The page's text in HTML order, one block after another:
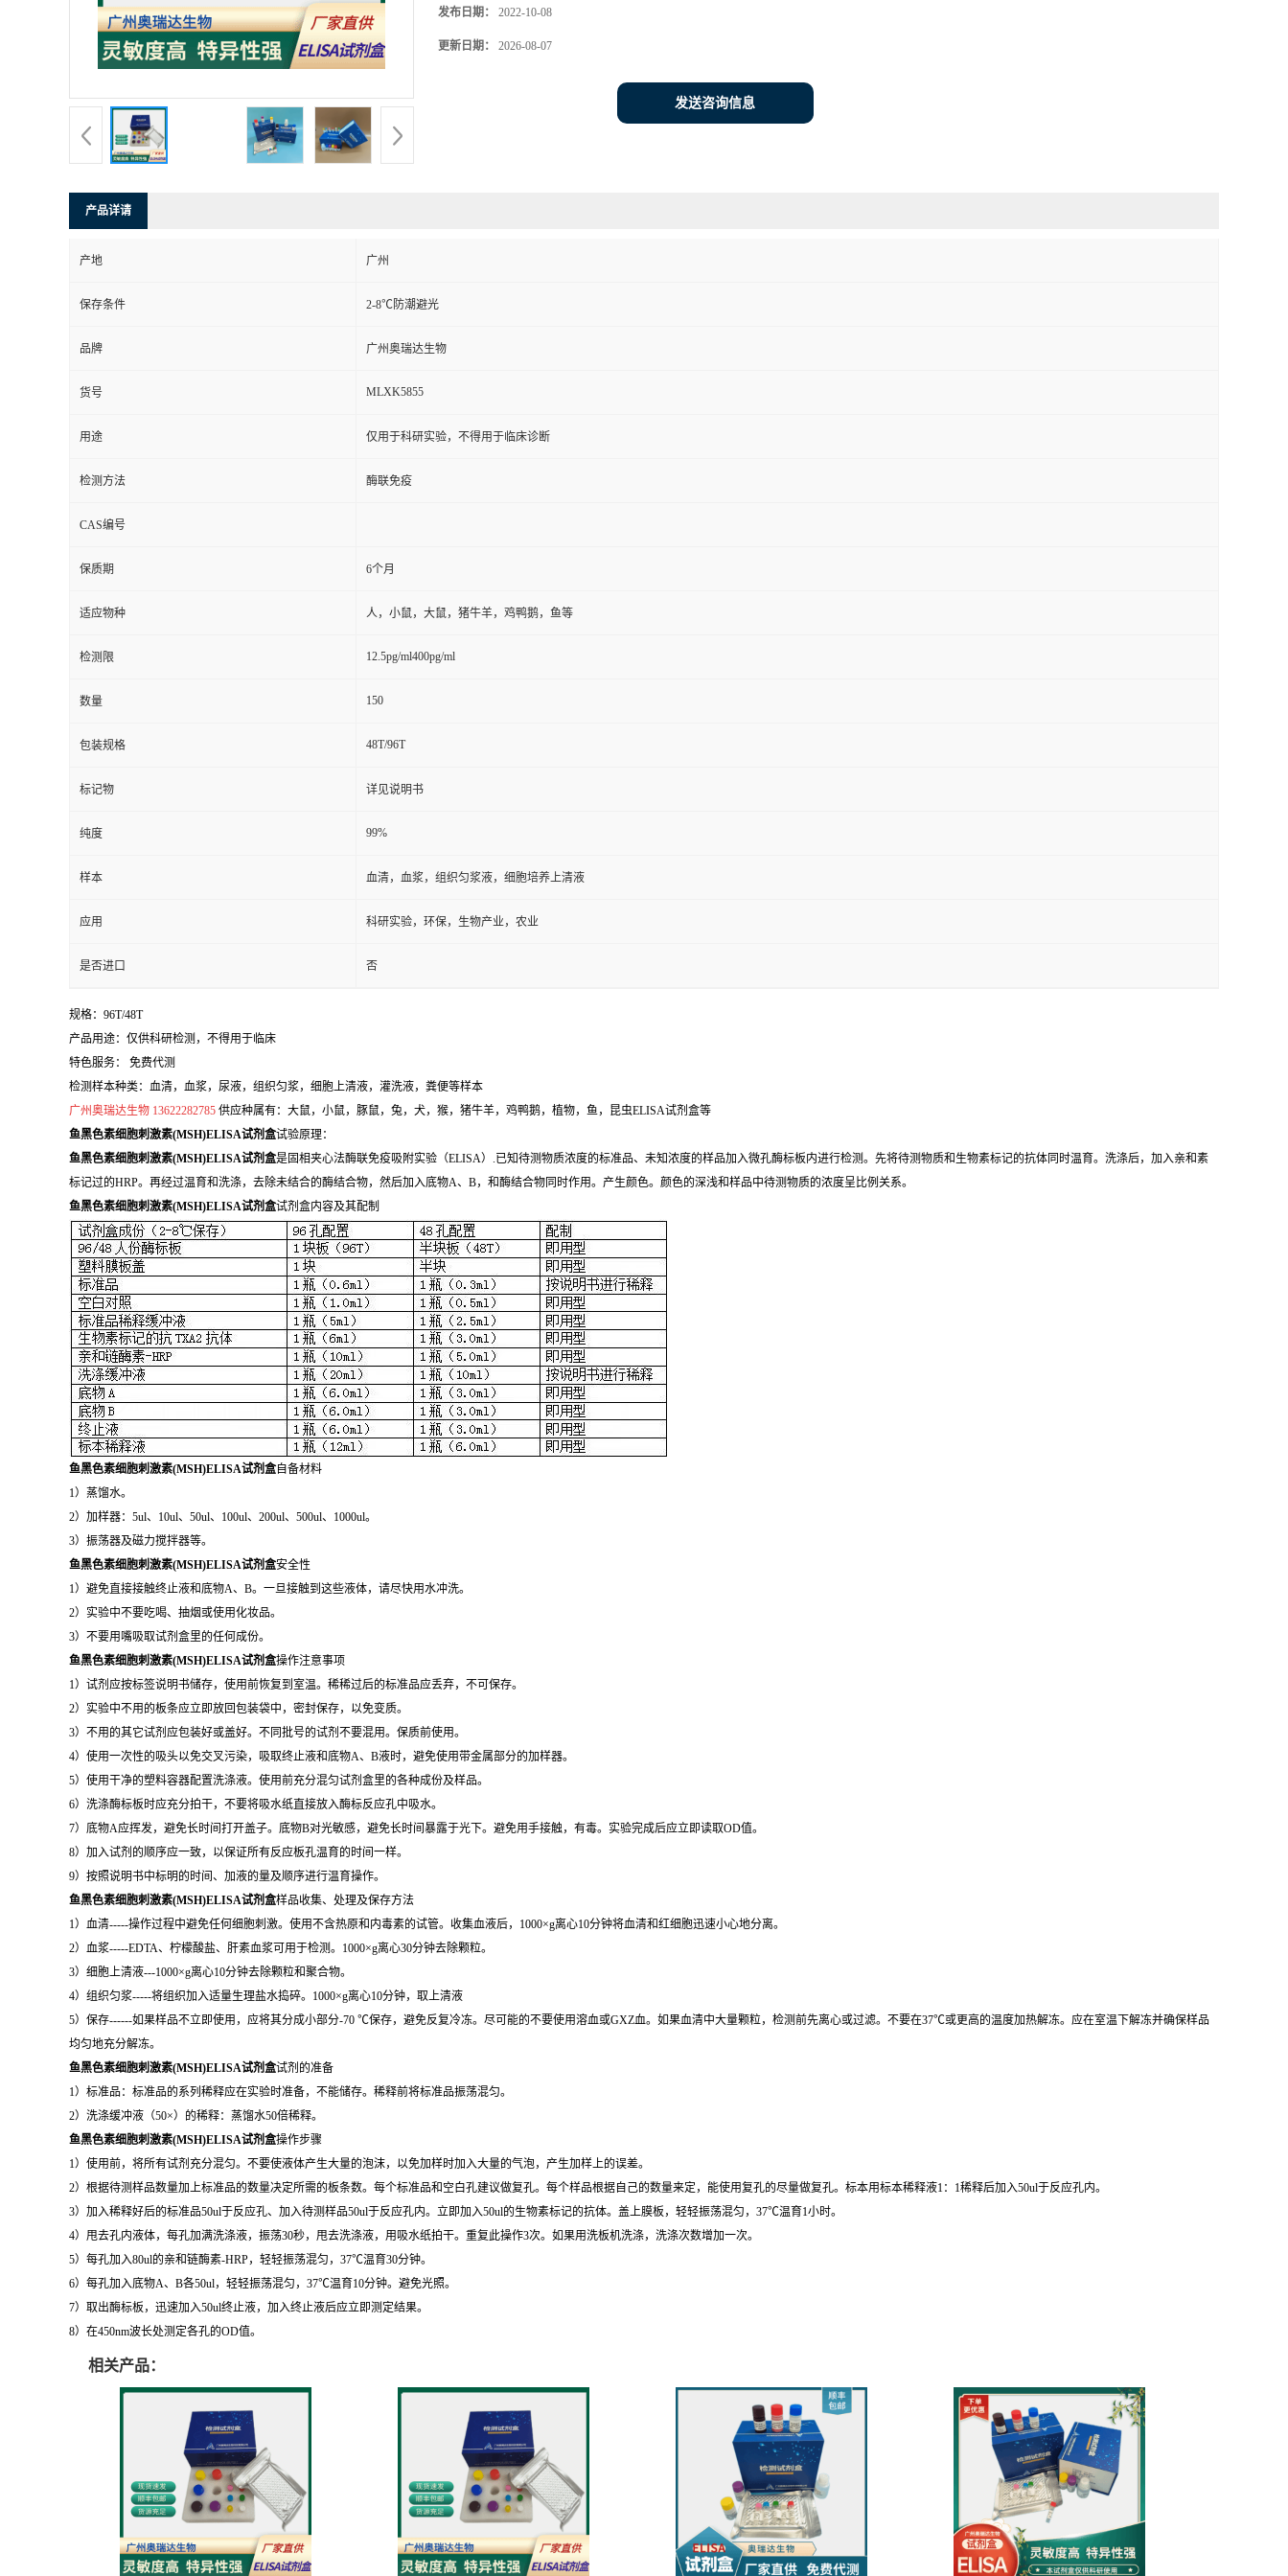
发布日期： 2022-10-08
更新日期： 2026-08-07
发送咨询信息
产品详请
产地 广州
保存条件 2-8℃防潮避光
品牌 广州奥瑞达生物
货号 MLXK5855
用途 仅用于科研实验，不得用于临床诊断
检测方法 酶联免疫
CAS编号
保质期 6个月
适应物种 人，小鼠，大鼠，猪牛羊，鸡鸭鹅，鱼等
检测限 12.5pg/ml400pg/ml
数量 150
包装规格 48T/96T
标记物 详见说明书
纯度 99%
样本 血清，血浆，组织匀浆液，细胞培养上清液
应用 科研实验，环保，生物产业，农业
是否进口 否
规格：96T/48T
产品用途：仅供科研检测，不得用于临床
特色服务： 免费代测
检测样本种类：血清，血浆，尿液，组织匀浆，细胞上清液，灌洗液，粪便等样本
广州奥瑞达生物 13622282785 供应种属有：大鼠，小鼠，豚鼠，兔，犬，猴，猪牛羊，鸡鸭鹅，植物，鱼，昆虫ELISA试剂盒等
鱼黑色素细胞刺激素(MSH)ELISA试剂盒试验原理：
鱼黑色素细胞刺激素(MSH)ELISA试剂盒是固相夹心法酶联免疫吸附实验（ELISA）.已知待测物质浓度的标准品、未知浓度的样品加入微孔酶标板内进行检测。先将待测物质和生物素标记的抗体同时温育。洗涤后，加入亲和素
标记过的HRP。再经过温育和洗涤，去除未结合的酶结合物，然后加入底物A、B，和酶结合物同时作用。产生颜色。颜色的深浅和样品中待测物质的浓度呈比例关系。
鱼黑色素细胞刺激素(MSH)ELISA试剂盒试剂盒内容及其配制
鱼黑色素细胞刺激素(MSH)ELISA试剂盒自备材料
1）蒸馏水。
2）加样器：5ul、10ul、50ul、100ul、200ul、500ul、1000ul。
3）振荡器及磁力搅拌器等。
鱼黑色素细胞刺激素(MSH)ELISA试剂盒安全性
1）避免直接接触终止液和底物A、B。一旦接触到这些液体，请尽快用水冲洗。
2）实验中不要吃喝、抽烟或使用化妆品。
3）不要用嘴吸取试剂盒里的任何成份。
鱼黑色素细胞刺激素(MSH)ELISA试剂盒操作注意事项
1）试剂应按标签说明书储存，使用前恢复到室温。稀稀过后的标准品应丢弃，不可保存。
2）实验中不用的板条应立即放回包装袋中，密封保存，以免变质。
3）不用的其它试剂应包装好或盖好。不同批号的试剂不要混用。保质前使用。
4）使用一次性的吸头以免交叉污染，吸取终止液和底物A、B液时，避免使用带金属部分的加样器。
5）使用干净的塑料容器配置洗涤液。使用前充分混匀试剂盒里的各种成份及样品。
6）洗涤酶标板时应充分拍干，不要将吸水纸直接放入酶标反应孔中吸水。
7）底物A应挥发，避免长时间打开盖子。底物B对光敏感，避免长时间暴露于光下。避免用手接触，有毒。实验完成后应立即读取OD值。
8）加入试剂的顺序应一致，以保证所有反应板孔温育的时间一样。
9）按照说明书中标明的时间、加液的量及顺序进行温育操作。
鱼黑色素细胞刺激素(MSH)ELISA试剂盒样品收集、处理及保存方法
1）血清-----操作过程中避免任何细胞刺激。使用不含热原和内毒素的试管。收集血液后，1000×g离心10分钟将血清和红细胞迅速小心地分离。
2）血浆-----EDTA、柠檬酸盐、肝素血浆可用于检测。1000×g离心30分钟去除颗粒。
3）细胞上清液---1000×g离心10分钟去除颗粒和聚合物。
4）组织匀浆-----将组织加入适量生理盐水捣碎。1000×g离心10分钟，取上清液
5）保存------如果样品不立即使用，应将其分成小部分-70 ℃保存，避免反复冷冻。尽可能的不要使用溶血或GXZ血。如果血清中大量颗粒，检测前先离心或过滤。不要在37℃或更高的温度加热解冻。应在室温下解冻并确保样品
均匀地充分解冻。
鱼黑色素细胞刺激素(MSH)ELISA试剂盒试剂的准备
1）标准品：标准品的系列稀释应在实验时准备，不能储存。稀释前将标准品振荡混匀。
2）洗涤缓冲液（50×）的稀释：蒸馏水50倍稀释。
鱼黑色素细胞刺激素(MSH)ELISA试剂盒操作步骤
1）使用前，将所有试剂充分混匀。不要使液体产生大量的泡沫，以免加样时加入大量的气泡，产生加样上的误差。
2）根据待测样品数量加上标准品的数量决定所需的板条数。每个标准品和空白孔建议做复孔。每个样品根据自己的数量来定，能使用复孔的尽量做复孔。标本用标本稀释液1：1稀释后加入50ul于反应孔内。
3）加入稀释好后的标准品50ul于反应孔、加入待测样品50ul于反应孔内。立即加入50ul的生物素标记的抗体。盖上膜板，轻轻振荡混匀，37℃温育1小时。
4）甩去孔内液体，每孔加满洗涤液，振荡30秒，甩去洗涤液，用吸水纸拍干。重复此操作3次。如果用洗板机洗涤，洗涤次数增加一次。
5）每孔加入80ul的亲和链酶素-HRP，轻轻振荡混匀，37℃温育30分钟。
6）每孔加入底物A、B各50ul，轻轻振荡混匀，37℃温育10分钟。避免光照。
7）取出酶标板，迅速加入50ul终止液，加入终止液后应立即测定结果。
8）在450nm波长处测定各孔的OD值。
相关产品：